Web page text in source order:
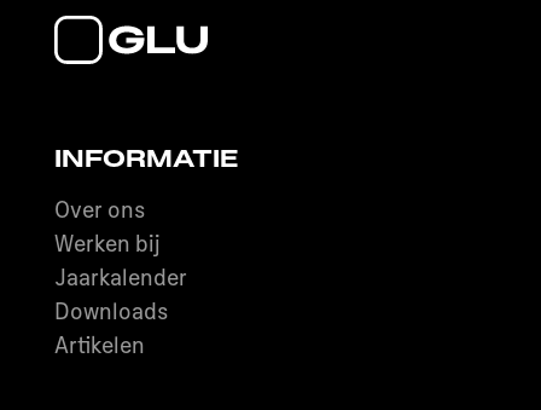
INFORMATIE
Over ons
Werken bij
Jaarkalender
Downloads
Artikelen